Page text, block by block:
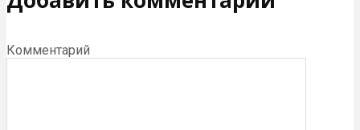
Комментарий